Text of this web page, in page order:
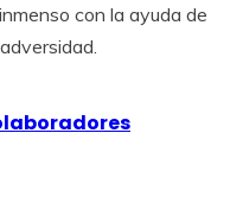
con la ayuda de